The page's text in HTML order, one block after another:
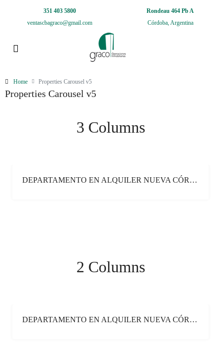
351 403 5800
ventascbagraco@gmail.com
Rondeau 464 Pb A
Córdoba, Argentina
Home Properties Carousel v5
Properties Carousel v5
3 Columns
ALQUILERDEPARTAMENTO EN ALQUILER NUEVA CÓRDOBA
2 Columns
ALQUILERDEPARTAMENTO EN ALQUILER NUEVA CÓRDOBA